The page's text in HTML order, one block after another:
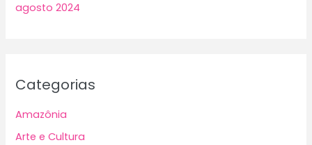
agosto 2024
Categorias
Amazônia
Arte e Cultura